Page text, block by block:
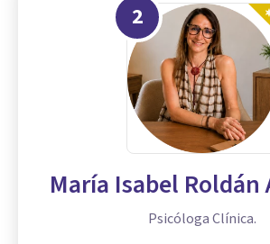
2
María Isabel Roldán
Psicóloga Clínica.